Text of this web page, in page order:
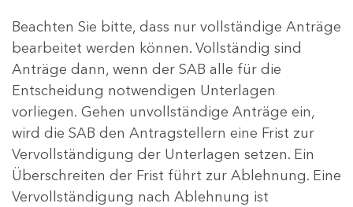
Beachten Sie bitte, dass nur vollständige Anträge
bearbeitet werden können. Vollständig sind
Anträge dann, wenn der SAB alle für die
Entscheidung notwendigen Unterlagen
vorliegen. Gehen unvollständige Anträge ein,
wird die SAB den Antragstellern eine Frist zur
Vervollständigung der Unterlagen setzen. Ein
Überschreiten der Frist führt zur Ablehnung. Eine
Vervollständigung nach Ablehnung ist